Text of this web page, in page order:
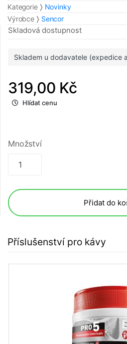
Kategorie
Novinky
Výrobce
Sencor
Skladová dostupnost
Skladem u dodavatele (expedice
319,00 Kč
Hlídat cenu
Množství
Přidat do
Příslušenství pro kávy